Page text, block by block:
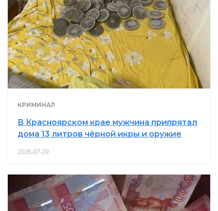
КРИМИНАЛ
В Красноярском крае мужчина припрятал
дома 13 литров чёрной икры и оружие
2026-07-29